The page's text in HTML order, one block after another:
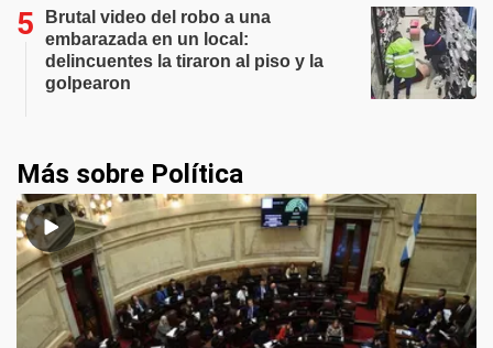
Brutal video del robo a una
embarazada en un local:
delincuentes la tiraron al piso y la
golpearon
Más sobre Política